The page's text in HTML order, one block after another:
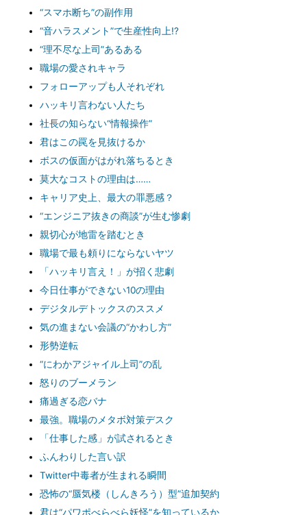
“スマホ断ち”の副作用
“音ハラスメント”で生産性向上!?
“理不尽な上司”あるある
職場の愛されキャラ
フォローアップも人それぞれ
ハッキリ言わない人たち
社長の知らない“情報操作”
君はこの罠を見抜けるか
ボスの仮面がはがれ落ちるとき
莫大なコストの理由は……
キャリア史上、最大の罪悪感？
“エンジニア抜きの商談”が生む惨劇
親切心が地雷を踏むとき
職場で最も頼りにならないヤツ
「ハッキリ言え！」が招く悲劇
今日仕事ができない10の理由
デジタルデトックスのススメ
気の進まない会議の“かわし方”
形勢逆転
“にわかアジャイル上司”の乱
怒りのブーメラン
痛過ぎる恋バナ
最強。職場のメタボ対策デスク
「仕事した感」が試されるとき
ふんわりした言い訳
Twitter中毒者が生まれる瞬間
恐怖の“蜃気楼（しんきろう）型”追加契約
君は“パワポべらべら妖怪”を知っているか